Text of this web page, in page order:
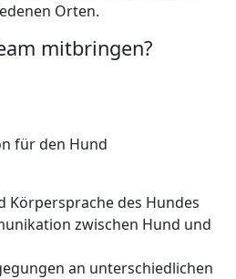
Orten.
mitbringen?
für den Hund
Körpersprache des Hundes
zwischen Hund und
an unterschiedlichen